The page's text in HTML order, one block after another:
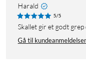
Harald
5/5
Skallet gir et godt
Gå til